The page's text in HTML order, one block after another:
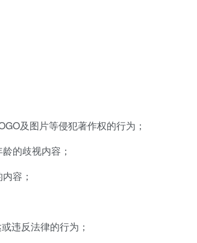
及图片等侵犯著作权的行为；
的歧视内容；
容；
违反法律的行为；